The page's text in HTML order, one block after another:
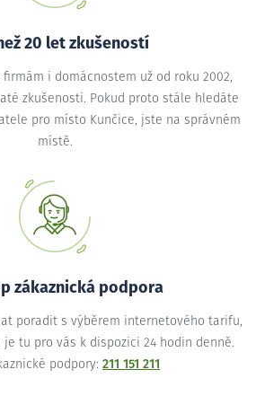
20 let zkušeností
i domácnostem už od roku 2002,
zkušenosti. Pokud proto stále hledáte
pro místo Kunčice, jste na správném
místě.
zákaznická podpora
poradit s výběrem internetového tarifu,
je tu pro vás k dispozici 24 hodin denně.
podpory: 211 151 211